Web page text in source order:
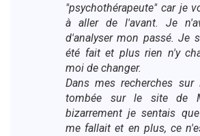
"psychothérapeute" car je
à aller de l'avant. Je
d'analyser mon passé. Je
été fait et plus rien n'y
moi de changer.
Dans mes recherches
tombée sur le site de
bizarrement je sentais
me fallait et en plus, ce